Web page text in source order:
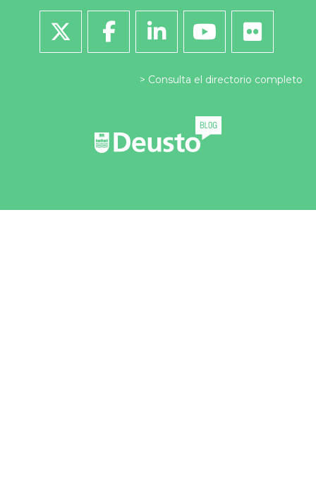
Consulta el directorio completo